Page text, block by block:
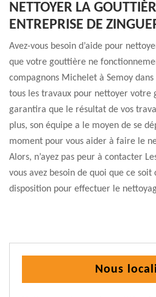
NETTOYER LA
ENTREPRISE DE
Avez-vous besoin d’aide pour
que votre gouttière ne
compagnons Michelet à Semoy
tous les travaux pour nettoyer votre
garantira que le résultat de vos
plus, son équipe a le moyen de se
moment pour vous aider à faire le
Alors, n’ayez pas peur à contacter
vous avez besoin de quoi que ce
disposition pour effectuer le
Nous